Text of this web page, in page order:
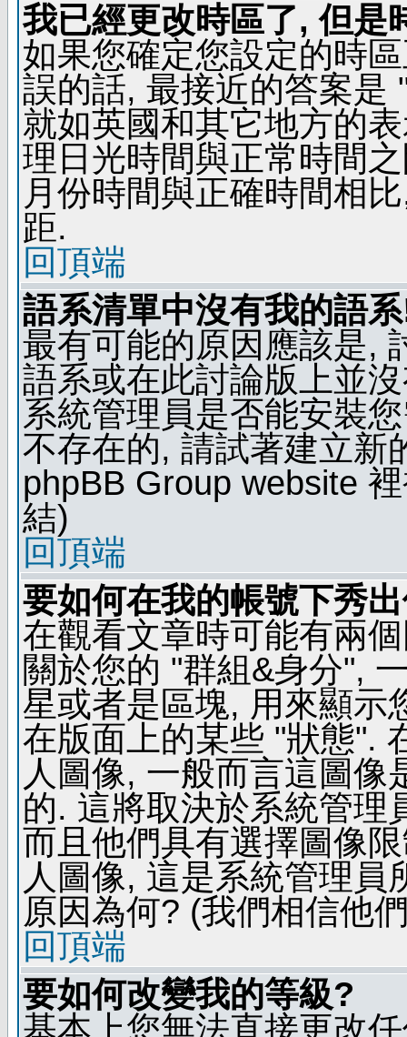
我已經更改時區了, 但是
如果您確定您設定的時
誤的話, 最接近的答案是
就如英國和其它地方的
理日光時間與正常時間
月份時間與正確時間相
距.
回頂端
語系清單中沒有我的語
最有可能的原因應該是,
語系或在此討論版上並
系統管理員是否能安裝
不存在的, 請試著建立新
phpBB Group website
結)
回頂端
要如何在我的帳號下秀
在觀看文章時可能有兩
關於您的 "群組&身分",
星或者是區塊, 用來顯示
在版面上的某些 "狀態".
人圖像, 一般而言這圖像
的. 這將取決於系統管理
而且他們具有選擇圖像
人圖像, 這是系統管理
原因為何? (我們相信他
回頂端
要如何改變我的等級?
基本上您無法直接更改